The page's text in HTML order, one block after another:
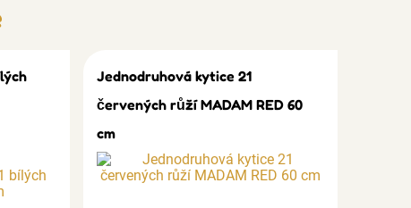
Jednodruhová kytice 21
červených růží MADAM RED 60
cm